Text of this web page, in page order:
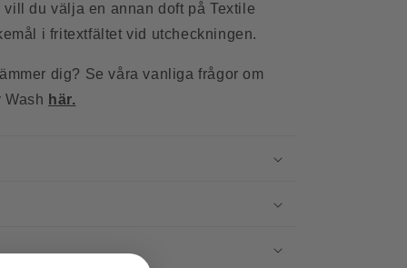
du välja en annan doft på Textile
i fritextfältet vid utcheckningen.
dig? Se våra vanliga frågor om
här.